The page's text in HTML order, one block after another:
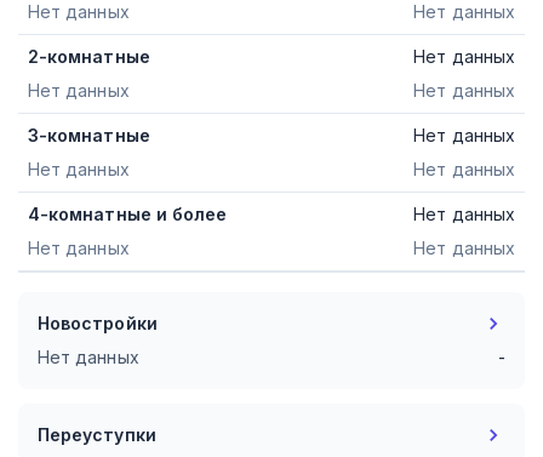
Нет данных
Нет данных
2-комнатные
Нет данных
Нет данных
Нет данных
3-комнатные
Нет данных
Нет данных
Нет данных
4-комнатные и более
Нет данных
Нет данных
Нет данных
Новостройки
Нет данных
-
Переуступки